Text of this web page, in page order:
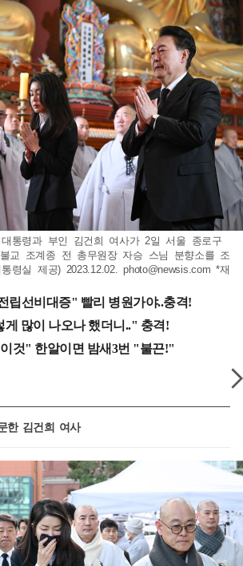
통령과 부인 김건희 여사가 2일 서울 종로구
교 조계종 전 총무원장 자승 스님 분향소를 조
령실 제공) 2023.12.02.photo@newsis.com *재
한 김건희 여사